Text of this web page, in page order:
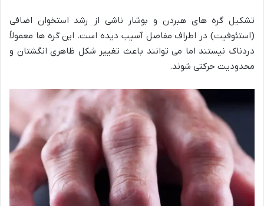
تشکیل گره های هبردن و بوشار ناشی از رشد استخوان اضافی
(استئوفیت) در اطراف مفاصل آسیب دیده است. این گره ها معمولاً
دردناک نیستند اما می توانند باعث تغییر شکل ظاهری انگشتان و
محدودیت حرکتی شوند.